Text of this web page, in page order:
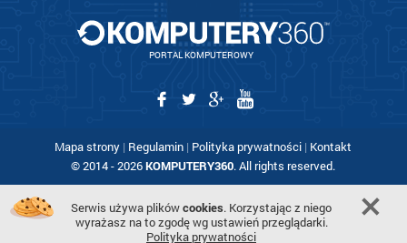
PORTAL KOMPUTEROWY
Mapa strony | Regulamin | Polityka prywatności | Kontakt
© 2014 - 2026KOMPUTERY360. All rights reserved.
Serwis używa plikówcookies. Korzystając z niego
wyrażasz na to zgodę wg ustawień przeglądarki.
Polityka prywatności